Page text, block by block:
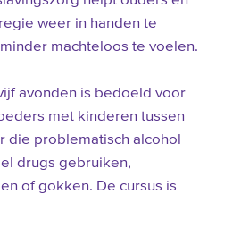
weer in handen te
machteloos te voelen.
avonden is bedoeld voor
met kinderen tussen
die problematisch alcohol
drugs gebruiken,
of gokken. De cursus is